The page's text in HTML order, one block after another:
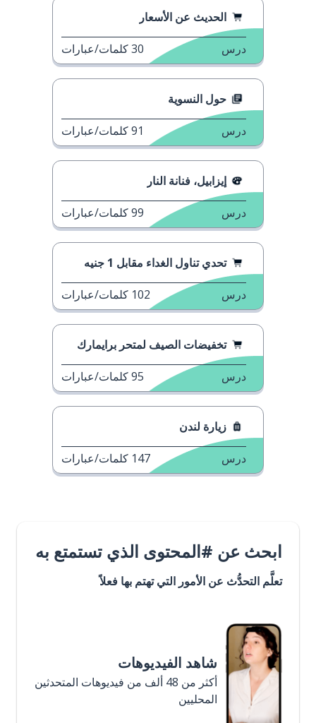
الحديث عن الأسعار
درس 30كلمات/عبارات
حول النسوية
درس 91كلمات/عبارات
إيزابيل، فنانة النار
درس 99كلمات/عبارات
تحدي تناول الغداء مقابل 1 جنيه
درس 102 كلمات/عبارات
تخفيضات الصيف لمتحر برايمارك
درس 95كلمات/عبارات
زيارة لندن
درس 147 كلمات/عبارات
ابحث عن #المحتوى الذي تستمتع به
تعلَّم التحدُّث عن الأمور التي تهتم بها فعلاً
شاهد الفيديوهات
أكثر من 48 ألف من فيديوهات المتحدثين
المحليين